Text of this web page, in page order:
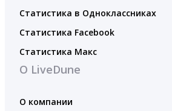
Статистика в Одноклассниках
Статистика Facebook
Статистика Макс
О LiveDune
О компании